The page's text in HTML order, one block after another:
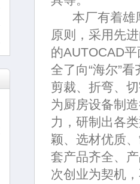
本厂有着雄
原则，采用先
的AUTOCAD
全了向“海尔”
剪裁、折弯、
为厨房设备制
力，研制出各
颖、选材优质
套产品齐全、
次创业为契机